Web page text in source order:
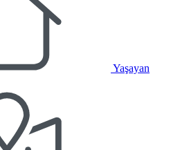
Yaşayan